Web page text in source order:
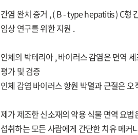
간염 완치 증거 , ( B - type hepatitis ) C형
임상 연구를 위한 지원 .
인체의 박테리아 , 바이러스 감염은 면역
평가 및 검증
인체 감염 바이러스 항원 박멸과 근절은
제가 제조한 신소재의 약용 식물 면역 요
섭취하는 모든 사람에게 간단한 치유 메커